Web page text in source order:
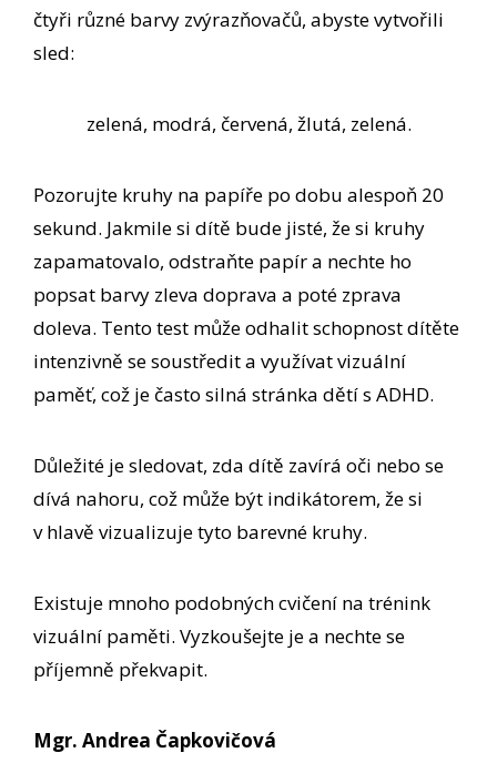
čtyři různé barvy zvýrazňovačů, abyste vytvořili
sled:
zelená, modrá, červená, žlutá, zelená.
Pozorujte kruhy na papíře po dobu alespoň 20
sekund. Jakmile si dítě bude jisté, že si kruhy
zapamatovalo, odstraňte papír a nechte ho
popsat barvy zleva doprava a poté zprava
doleva. Tento test může odhalit schopnost dítěte
intenzivně se soustředit a využívat vizuální
paměť, což je často silná stránka dětí s ADHD.
Důležité je sledovat, zda dítě zavírá oči nebo se
dívá nahoru, což může být indikátorem, že si
v hlavě vizualizuje tyto barevné kruhy.
Existuje mnoho podobných cvičení na trénink
vizuální paměti. Vyzkoušejte je a nechte se
příjemně překvapit.
Mgr. Andrea Čapkovičová